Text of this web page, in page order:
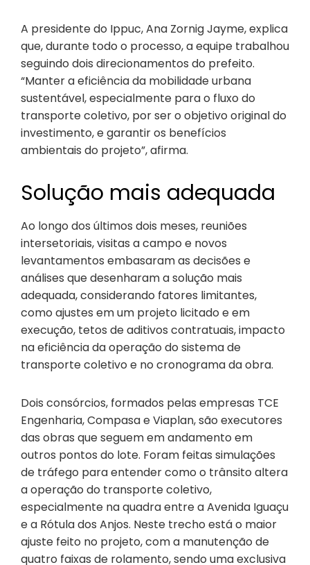
A presidente do Ippuc, Ana Zornig Jayme, explica
que, durante todo o processo, a equipe trabalhou
seguindo dois direcionamentos do prefeito.
“Manter a eficiência da mobilidade urbana
sustentável, especialmente para o fluxo do
transporte coletivo, por ser o objetivo original do
investimento, e garantir os benefícios
ambientais do projeto”, afirma.
Solução mais adequada
Ao longo dos últimos dois meses, reuniões
intersetoriais, visitas a campo e novos
levantamentos embasaram as decisões e
análises que desenharam a solução mais
adequada, considerando fatores limitantes,
como ajustes em um projeto licitado e em
execução, tetos de aditivos contratuais, impacto
na eficiência da operação do sistema de
transporte coletivo e no cronograma da obra.
Dois consórcios, formados pelas empresas TCE
Engenharia, Compasa e Viaplan, são executores
das obras que seguem em andamento em
outros pontos do lote. Foram feitas simulações
de tráfego para entender como o trânsito altera
a operação do transporte coletivo,
especialmente na quadra entre a Avenida Iguaçu
e a Rótula dos Anjos. Neste trecho está o maior
ajuste feito no projeto, com a manutenção de
quatro faixas de rolamento, sendo uma exclusiva